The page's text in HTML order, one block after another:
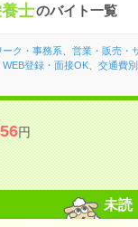
士のバイト一覧
ーク・事務系 営業・販売・
WEB登録・面接OK、 交通費
円
未読